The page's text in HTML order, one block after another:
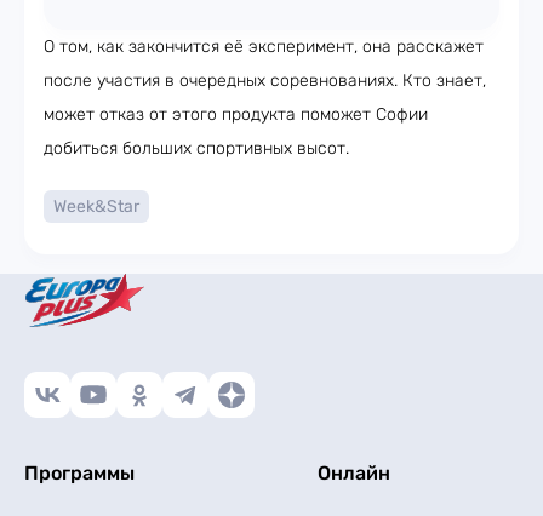
О том, как закончится её эксперимент, она расскажет
после участия в очередных соревнованиях. Кто знает,
может отказ от этого продукта поможет Софии
добиться больших спортивных высот.
Week&Star
Программы Онлайн